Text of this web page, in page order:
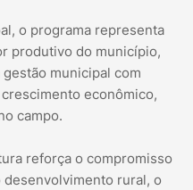
o programa representa
produtivo do município,
municipal com
econômico,
campo.
reforça o compromisso
rural, o